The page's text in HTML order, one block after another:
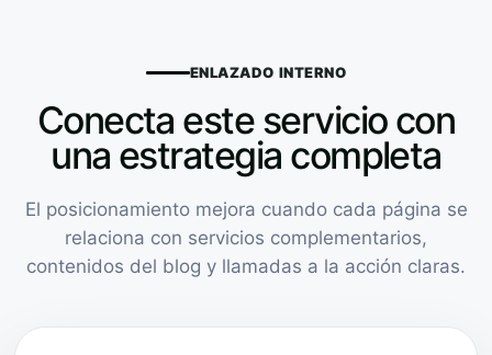
ENLAZADO INTERNO
Conecta este servicio con
una estrategia completa
El posicionamiento mejora cuando cada página se
relaciona con servicios complementarios,
contenidos del blog y llamadas a la acción claras.